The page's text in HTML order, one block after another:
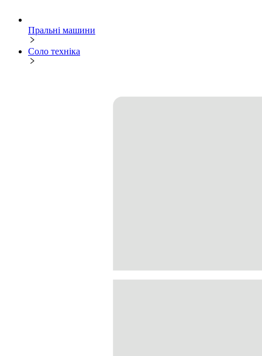
Пральні машини
Соло техніка